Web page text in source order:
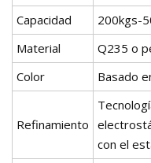
Capacidad
200kgs-
Material
Q235 o
Color
Basado
Refinamiento
con el